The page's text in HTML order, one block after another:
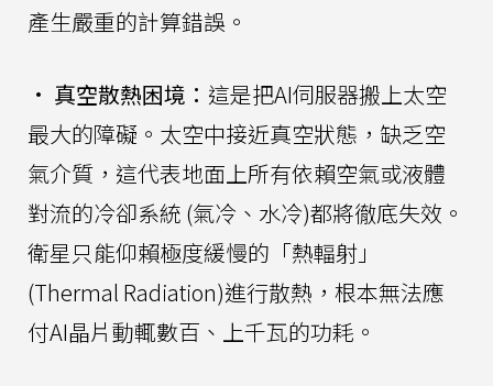
產生嚴重的計算錯誤。
• 真空散熱困境： 這是把AI伺服器搬上太空
最大的障礙。太空中接近真空狀態，缺乏空
氣介質，這代表地面上所有依賴空氣或液體
對流的冷卻系統 (氣冷、水冷)都將徹底失效。
衛星只能仰賴極度緩慢的「熱輻射」
(Thermal Radiation)進行散熱，根本無法應
付AI晶片動輒數百、上千瓦的功耗。